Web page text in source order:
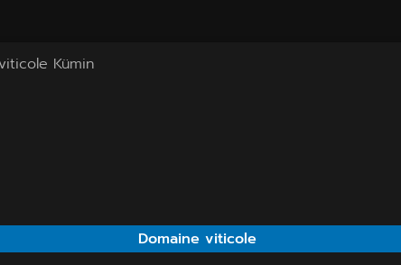
Kümin
Domaine viticole